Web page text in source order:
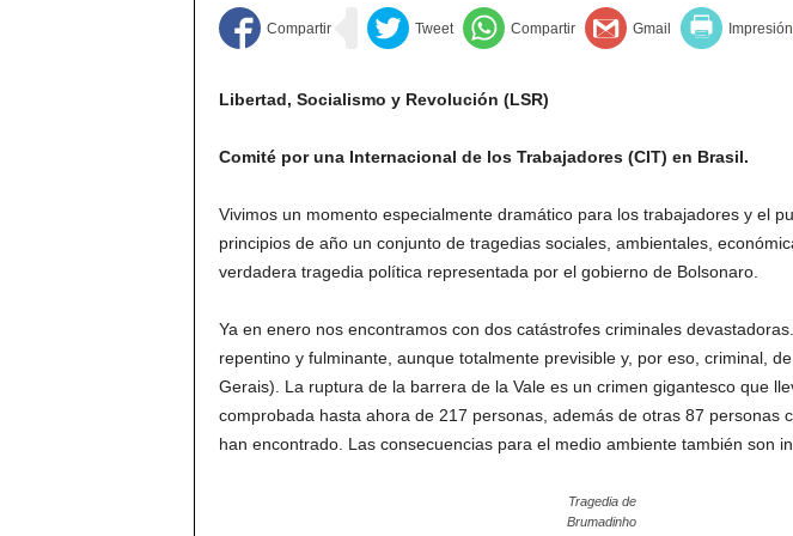
Libertad, Socialismo y Revolución (LSR)
Comité por una Internacional de los Trabajadores (CIT) en Brasil.
Vivimos un momento especialmente dramático para los trabajadores y el
principios de año un conjunto de tragedias sociales, ambientales,
verdadera tragedia política representada por el gobierno de Bolsonaro.
Ya en enero nos encontramos con dos catástrofes criminales
repentino y fulminante, aunque totalmente previsible y, por eso, criminal,
Gerais). La ruptura de la barrera de la Vale es un crimen gigantesco que
comprobada hasta ahora de 217 personas, además de otras 87 personas
han encontrado. Las consecuencias para el medio ambiente también son
Tragedia de
Brumadinho